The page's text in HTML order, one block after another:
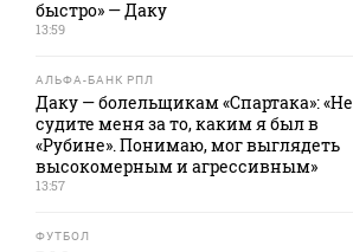
быстро» — Даку
13:59
АЛЬФА-БАНК РПЛ
Даку — болельщикам «Спартака»: «Не
судите меня за то, каким я был в
«Рубине». Понимаю, мог выглядеть
высокомерным и агрессивным»
13:57
ФУТБОЛ